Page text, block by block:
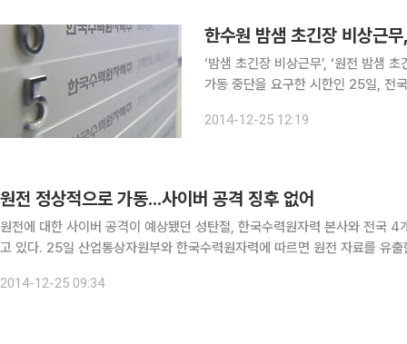
한수원 밤샘 초긴장 비상근
‘밤샘 초긴장 비상근무’, ‘원전 밤샘 초긴장
가동 중단을 요구한 시한인 25일, 전
2014-12-25 12:19
원전 정상적으로 가동...사이버 공격 징후 없어
원전에 대한 사이버 공격이 예상됐던 성탄절, 한국수력원자력 본사와 전국
고 있다. 25일 산업통상자원부와 한국수력원자력에 따르면 원전 자료를 유출한 자칭 '원전반대그룹'이 원전 가동 중단을 요구한 시한이 지
2014-12-25 09:34